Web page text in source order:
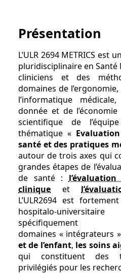
Présentation
L’ULR 2694 METRICS est
pluridisciplinaire en
cliniciens et des
domaines de
l’informatique
donnée et de
scientifique de
thématique «
santé et des pratiques
autour de trois axes qui
grandes étapes de
de santé : l’évaluation
clinique et
L’ULR2694 est
hospitalo-
domaines « intégrateurs
et de l’enfant, les soins
qui constituent des
privilégiés pour les